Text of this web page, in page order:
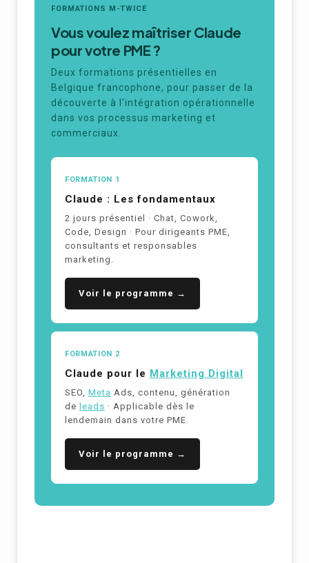
FORMATIONS M-TWICE
Vous voulez maîtriser Claude
pour votre PME ?
Deux formations présentielles en
Belgique francophone, pour passer de la
découverte à l’intégration opérationnelle
dans vos processus marketing et
commerciaux.
FORMATION 1
Claude : Les fondamentaux
2 jours présentiel · Chat, Cowork,
Code, Design · Pour dirigeants PME,
consultants et responsables
marketing.
Voir le programme →
FORMATION 2
Claude pour le Marketing Digital
SEO, Meta Ads, contenu, génération
de leads · Applicable dès le
lendemain dans votre PME.
Voir le programme →